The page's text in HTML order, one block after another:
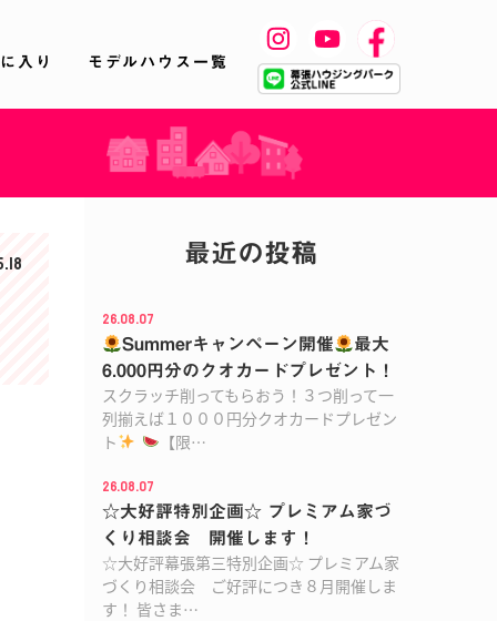
モデルハウス一覧
入り
最近の投稿
26.08.07
Summerキャンペーン開催
最大
6.000円分のクオカードプレゼント！
スクラッチ削ってもらおう！３つ削って一
列揃えば１０００円分クオカードプレゼン
ト
【限…
26.08.07
☆大好評特別企画☆ プレミアム家づ
くり相談会 開催します！
☆大好評幕張第三特別企画☆ プレミアム家
づくり相談会 ご好評につき８月開催しま
す！ 皆さま…